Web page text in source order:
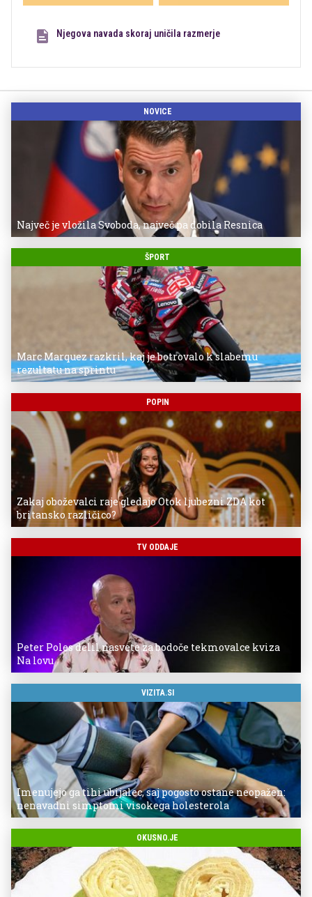
Njegova navada skoraj uničila razmerje
NOVICE
Največ je vložila Svoboda, največ pa dobila Resnica
ŠPORT
Marc Marquez razkril, kaj je botrovalo k slabemu
rezultatu na sprintu
POPIN
Zakaj oboževalci raje gledajo Otok ljubezni ZDA kot
britansko različico?
TV ODDAJE
Peter Poles delil nasvete za bodoče tekmovalce kviza
Na lovu
VIZITA.SI
Imenujejo ga tihi ubijalec, saj pogosto ostane neopažen:
nenavadni simptomi visokega holesterola
OKUSNO.JE